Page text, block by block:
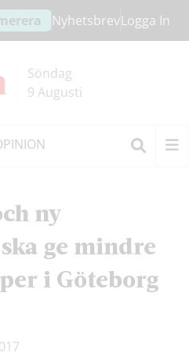
NyhetsbrevLogga In
Söndag
9 Augusti
ny
ge mindre
i Göteborg